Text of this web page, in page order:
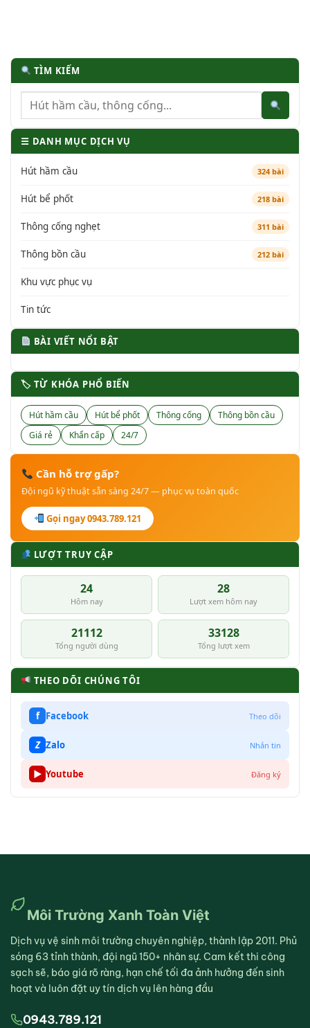
TÌM KIẾM
☰ DANH MỤC DỊCH VỤ
Hút hầm cầu 324 bài
Hút bể phốt 218 bài
Thông cống nghẹt 311 bài
Thông bồn cầu 212 bài
Khu vực phục vụ
Tin tức
BÀI VIẾT NỔI BẬT
🏷 TỪ KHÓA PHỔ BIẾN
Hút hầm cầu Hút bể phốt Thông cống
Thông bồn cầu
Giá rẻ
Khẩn cấp 24/7
Cần hỗ trợ gấp?
Đội ngũ kỹ thuật sẵn sàng 24/7 — phục vụ toàn quốc
Gọi ngay 0943.789.121
LƯỢT TRUY CẬP
24
Hôm nay
28
Lượt xem hôm nay
21112
Tổng người dùng
33128
Tổng lượt xem
THEO DÕI CHÚNG TÔI
f Facebook Theo dõi
Z Zalo Nhắn tin
▶ Youtube Đăng ký
Môi Trường Xanh Toàn Việt
Dịch vụ vệ sinh môi trường chuyên nghiệp, thành lập 2011. Phủ
sóng 63 tỉnh thành, đội ngũ 150+ nhân sự. Cam kết thi công
sạch sẽ, báo giá rõ ràng, hạn chế tối đa ảnh hưởng đến sinh
hoạt và luôn đặt uy tín dịch vụ lên hàng đầu
0943.789.121